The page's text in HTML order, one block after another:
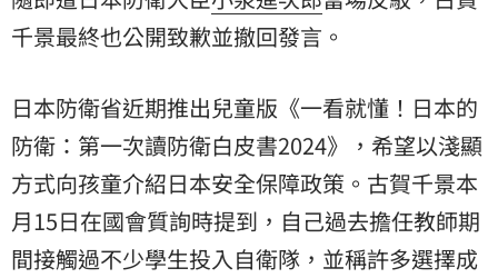
千景最終也公開致歉並撤回發言。
日本防衛省近期推出兒童版《一看就懂！日本的
防衛：第一次讀防衛白皮書2024》，希望以淺顯
方式向孩童介紹日本安全保障政策。古賀千景本
月15日在國會質詢時提到，自己過去擔任教師期
間接觸過不少學生投入自衛隊，並稱許多選擇成